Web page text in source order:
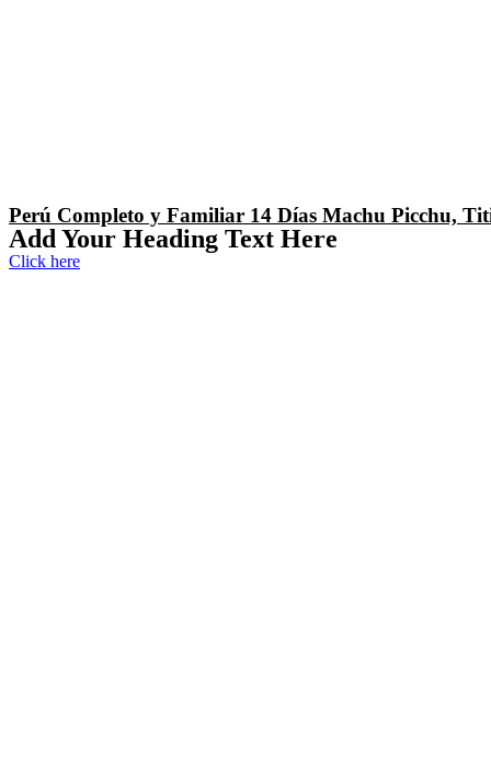
Perú Completo y Familiar 14 Días Machu Picchu,
Add Your Heading Text Here
Click here